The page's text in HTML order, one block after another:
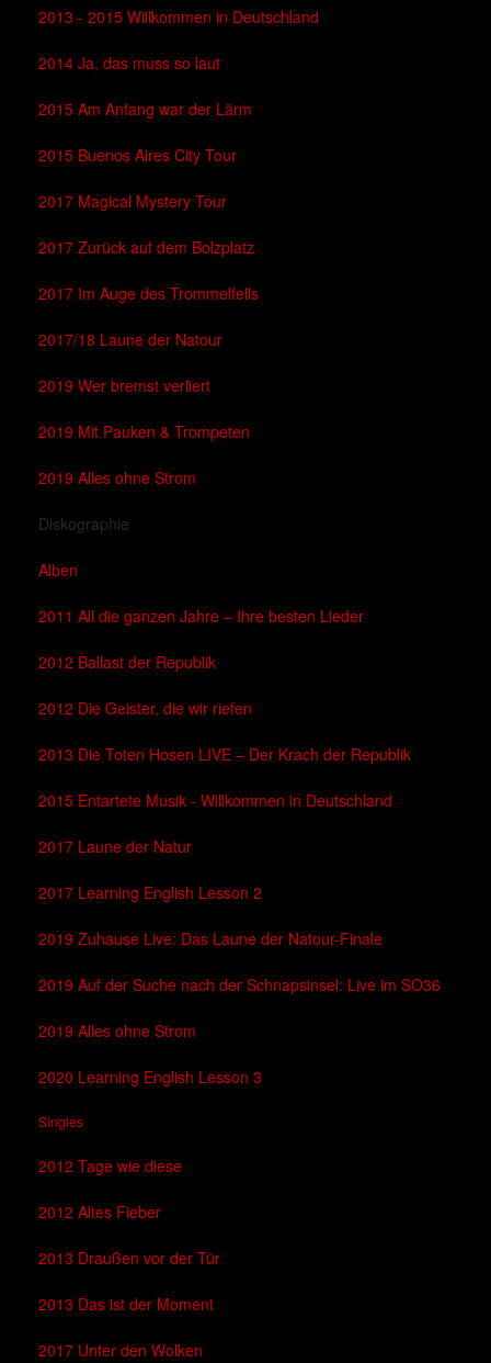
2013 - 2015 Willkommen in Deutschland
2014 Ja, das muss so laut
2015 Am Anfang war der Lärm
2015 Buenos Aires City Tour
2017 Magical Mystery Tour
2017 Zurück auf dem Bolzplatz
2017 Im Auge des Trommelfells
2017/18 Laune der Natour
2019 Wer bremst verliert
2019 Mit Pauken & Trompeten
2019 Alles ohne Strom
Diskographie
Alben
2011 All die ganzen Jahre – Ihre besten Lieder
2012 Ballast der Republik
2012 Die Geister, die wir riefen
2013 Die Toten Hosen LIVE – Der Krach der Republik
2015 Entartete Musik - Willkommen in Deutschland
2017 Laune der Natur
2017 Learning English Lesson 2
2019 Zuhause Live: Das Laune der Natour-Finale
2019 Auf der Suche nach der Schnapsinsel: Live im SO36
2019 Alles ohne Strom
2020 Learning English Lesson 3
Singles
2012 Tage wie diese
2012 Altes Fieber
2013 Draußen vor der Tür
2013 Das ist der Moment
2017 Unter den Wolken